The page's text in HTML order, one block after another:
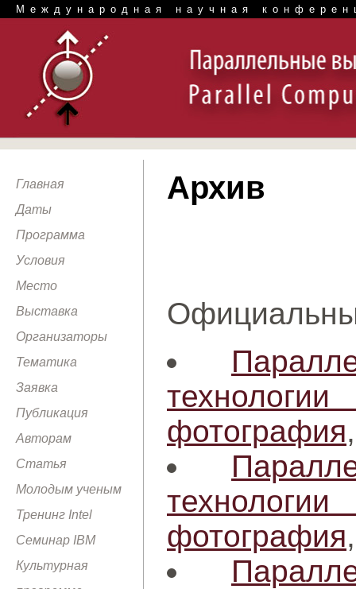
Международная научная
Главная
Даты
Программа
Условия
Место
Выставка
Организаторы
Тематика
Заявка
Публикация
Авторам
Статья
Молодым ученым
Тренинг Intel
Семинар IBM
Культурная
Архив
фотография
фотография